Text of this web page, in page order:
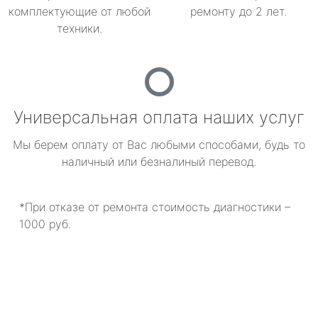
комплектующие от любой
техники.
ремонту до 2 лет.
Универсальная оплата наших услуг
Мы берем оплату от Вас любыми способами, будь то
наличный или безналиный перевод.
*При отказе от ремонта стоимость диагностики –
1000 руб.